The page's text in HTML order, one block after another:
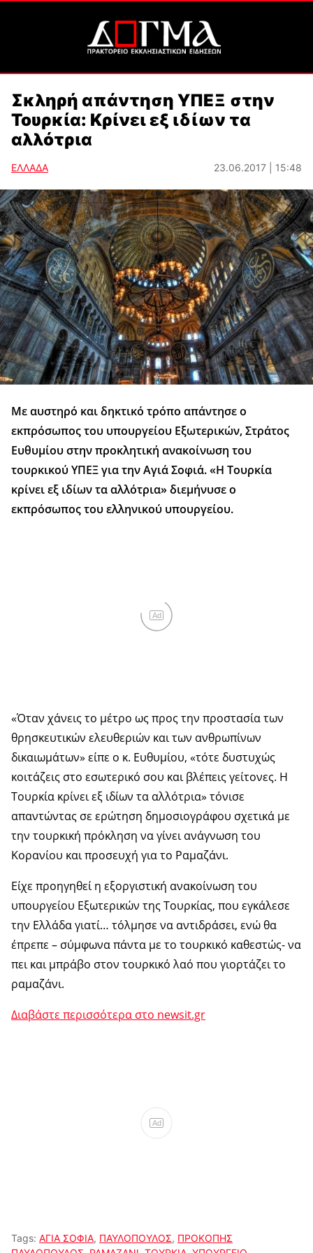
Σκληρή απάντηση ΥΠΕΞ στην
Τουρκία: Κρίνει εξ ιδίων τα
αλλότρια
ΕΛΛΑΔΑ 23.06.2017 | 15:48
Με αυστηρό και δηκτικό τρόπο απάντησε ο
εκπρόσωπος του υπουργείου Εξωτερικών, Στράτος
Ευθυμίου στην προκλητική ανακοίνωση του
τουρκικού ΥΠΕΞ για την Αγιά Σοφιά. «Η Τουρκία
κρίνει εξ ιδίων τα αλλότρια» διεμήνυσε ο
εκπρόσωπος του ελληνικού υπουργείου.
Ad
«Όταν χάνεις το μέτρο ως προς την προστασία των
θρησκευτικών ελευθεριών και των ανθρωπίνων
δικαιωμάτων» είπε ο κ. Ευθυμίου, «τότε δυστυχώς
κοιτάζεις στο εσωτερικό σου και βλέπεις γείτονες. Η
Τουρκία κρίνει εξ ιδίων τα αλλότρια» τόνισε
απαντώντας σε ερώτηση δημοσιογράφου σχετικά με
την τουρκική πρόκληση να γίνει ανάγνωση του
Κορανίου και προσευχή για το Ραμαζάνι.
Είχε προηγηθεί η εξοργιστική ανακοίνωση του
υπουργείου Εξωτερικών της Τουρκίας, που εγκάλεσε
την Ελλάδα γιατί… τόλμησε να αντιδράσει, ενώ θα
έπρεπε – σύμφωνα πάντα με το τουρκικό καθεστώς- να
πει και μπράβο στον τουρκικό λαό που γιορτάζει το
ραμαζάνι.
Διαβάστε περισσότερα στο newsit.gr
Ad
Tags: ΑΓΙΑ ΣΟΦΙΑ, ΠΑΥΛΟΠΟΥΛΟΣ, ΠΡΟΚΟΠΗΣ